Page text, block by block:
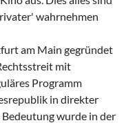
wahrnehmen
am Main gegründet
mit
Programm
in direkter
wurde in der